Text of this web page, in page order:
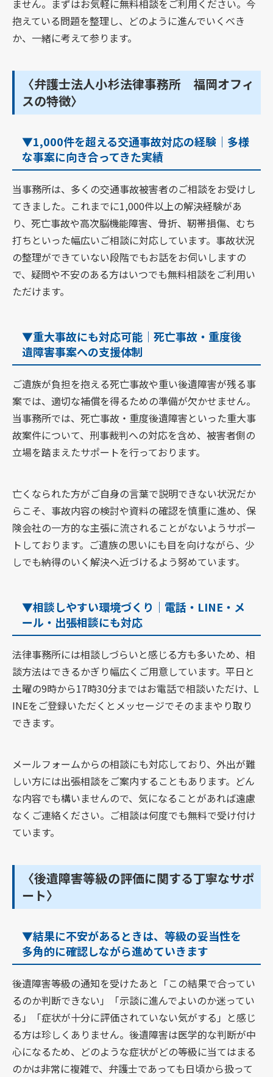
ません。まずはお気軽に無料相談をご利用ください。今
抱えている問題を整理し、どのように進んでいくべき
か、一緒に考えて参ります。
〈弁護士法人小杉法律事務所 福岡オフィ
スの特徴〉
▼1,000件を超える交通事故対応の経験｜多様
な事案に向き合ってきた実績
当事務所は、多くの交通事故被害者のご相談をお受けし
てきました。これまでに1,000件以上の解決経験があ
り、死亡事故や高次脳機能障害、骨折、靭帯損傷、むち
打ちといった幅広いご相談に対応しています。事故状況
の整理ができていない段階でもお話をお伺いしますの
で、疑問や不安のある方はいつでも無料相談をご利用い
ただけます。
▼重大事故にも対応可能｜死亡事故・重度後
遺障害事案への支援体制
ご遺族が負担を抱える死亡事故や重い後遺障害が残る事
案では、適切な補償を得るための準備が欠かせません。
当事務所では、死亡事故・重度後遺障害といった重大事
故案件について、刑事裁判への対応を含め、被害者側の
立場を踏まえたサポートを行っております。
亡くなられた方がご自身の言葉で説明できない状況だか
らこそ、事故内容の検討や資料の確認を慎重に進め、保
険会社の一方的な主張に流されることがないようサポー
トしております。ご遺族の思いにも目を向けながら、少
しでも納得のいく解決へ近づけるよう努めています。
▼相談しやすい環境づくり｜電話・LINE・メ
ール・出張相談にも対応
法律事務所には相談しづらいと感じる方も多いため、相
談方法はできるかぎり幅広くご用意しています。平日と
土曜の9時から17時30分まではお電話で相談いただけ、L
INEをご登録いただくとメッセージでそのままやり取り
できます。
メールフォームからの相談にも対応しており、外出が難
しい方には出張相談をご案内することもあります。どん
な内容でも構いませんので、気になることがあれば遠慮
なくご連絡ください。ご相談は何度でも無料で受け付け
ています。
〈後遺障害等級の評価に関する丁寧なサポ
ート〉
▼結果に不安があるときは、等級の妥当性を
多角的に確認しながら進めていきます
後遺障害等級の通知を受けたあと「この結果で合ってい
るのか判断できない」「示談に進んでよいのか迷ってい
る」「症状が十分に評価されていない気がする」と感じ
る方は珍しくありません。後遺障害は医学的な判断が中
心になるため、どのような症状がどの等級に当てはまる
のかは非常に複雑で、弁護士であっても日頃から扱って